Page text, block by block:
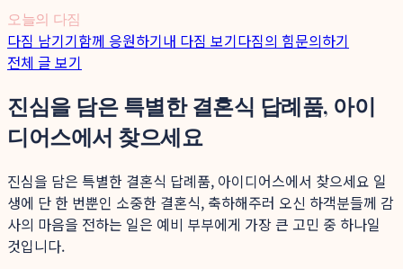
오늘의 다짐
다짐 남기기함께 응원하기내 다짐 보기다짐의 힘문의하기
전체 글 보기
진심을 담은 특별한 결혼식 답례품, 아이
디어스에서 찾으세요
진심을 담은 특별한 결혼식 답례품, 아이디어스에서 찾으세요 일
생에 단 한 번뿐인 소중한 결혼식, 축하해주러 오신 하객분들께 감
사의 마음을 전하는 일은 예비 부부에게 가장 큰 고민 중 하나일
것입니다.